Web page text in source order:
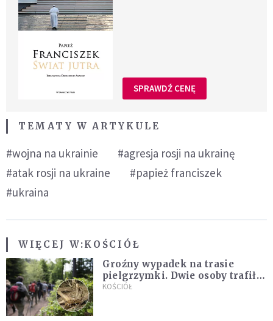
SPRAWDŹ CENĘ
TEMATY W ARTYKULE
#wojna na ukrainie
#agresja rosji na ukrainę
#atak rosji na ukraine
#papież franciszek
#ukraina
WIĘCEJ W:KOŚCIÓŁ
Groźny wypadek na trasie
pielgrzymki. Dwie osoby trafiły
do szpitala
KOŚCIÓŁ